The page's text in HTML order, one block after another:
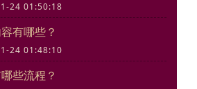
24 01:50:18
有哪些？
24 01:48:10
些流程？